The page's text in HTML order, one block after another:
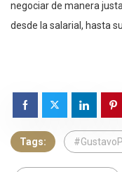
negociar de manera
desde la salarial, hasta
Tags: